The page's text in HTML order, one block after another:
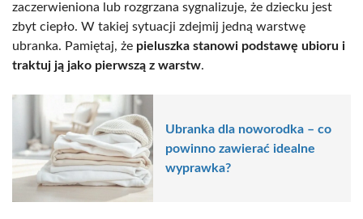
zaczerwieniona lub rozgrzana sygnalizuje, że dziecku jest
zbyt ciepło. W takiej sytuacji zdejmij jedną warstwę
ubranka. Pamiętaj, że pieluszka stanowi podstawę ubioru i
traktuj ją jako pierwszą z warstw.
Ubranka dla noworodka – co
powinno zawierać idealne
wyprawka?